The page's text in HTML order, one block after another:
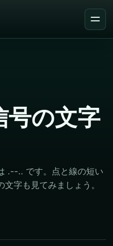
号の文字
.--.. です。点と線の短い
字も見てみましょう。